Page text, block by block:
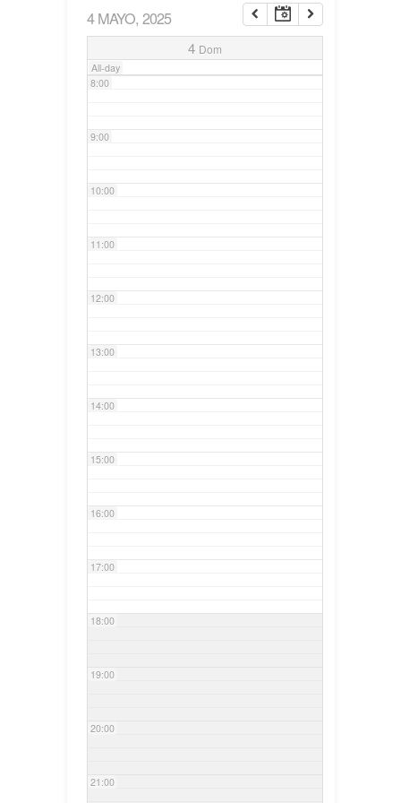
4 MAYO, 2025
4 Dom
All-day
7:00
8:00
9:00
10:00
11:00
12:00
13:00
14:00
15:00
16:00
17:00
18:00
19:00
20:00
21:00